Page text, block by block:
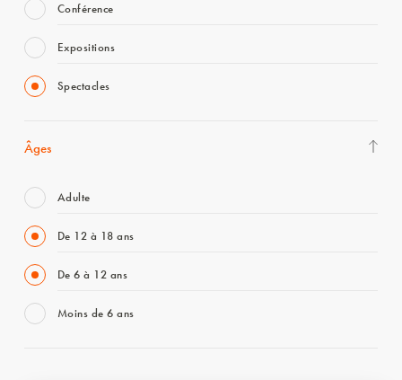
Conférence
Expositions
Spectacles
Âges
Adulte
De 12 à 18 ans
De 6 à 12 ans
Moins de 6 ans